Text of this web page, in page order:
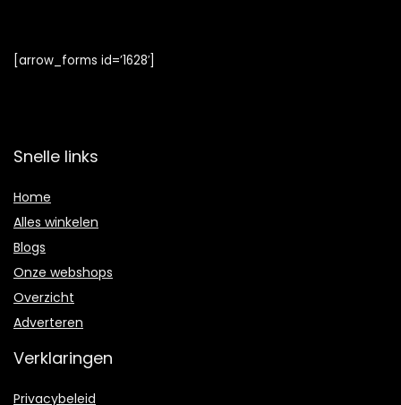
[arrow_forms id=’1628′]
Snelle links
Home
Alles winkelen
Blogs
Onze webshops
Overzicht
Adverteren
Verklaringen
Privacybeleid